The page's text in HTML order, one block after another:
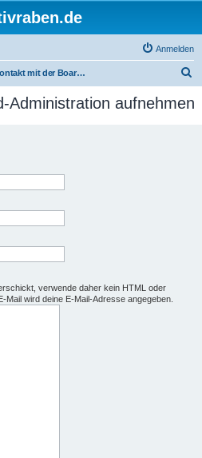
Anmelden
Kontakt mit der Board-Administration aufnehmen
c
Administration aufnehmen
verwende daher kein HTML oder
wird deine E-Mail-Adresse angegeben.